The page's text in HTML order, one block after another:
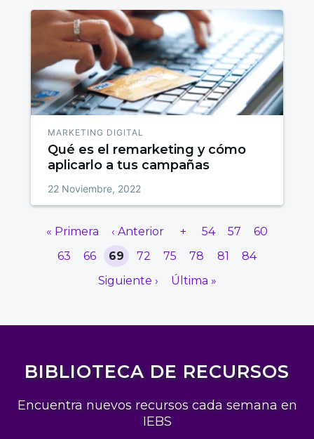
MARKETING DIGITAL
Qué es el remarketing y cómo
aplicarlo a tus campañas
22 Noviembre, 2022
« Primera ‹ Anterior + 54 57
60
63
66 69 72 75 78 81
84
Siguiente ›
Última »
BIBLIOTECA DE RECURSOS
Encuentra nuevos recursos cada semana en
IEBS